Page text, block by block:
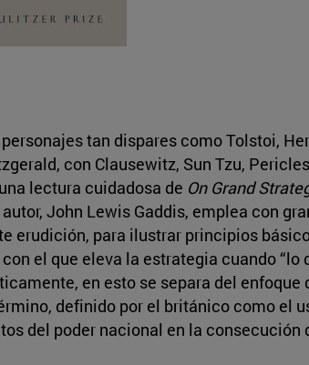
tan dispares como Tolstoi,
con Clausewitz, Sun Tzu,
lectura cuidadosa de On Grand
John Lewis Gaddis, emplea con
erudición, para ilustrar principios
el que eleva la estrategia cuando “lo
en esto se separa del enfoque
definido por el británico como el
del poder nacional en la consecución